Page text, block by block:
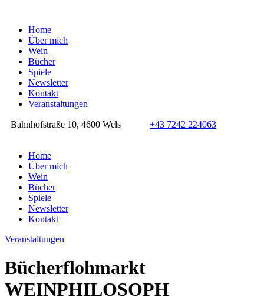
Home
Über mich
Wein
Bücher
Spiele
Newsletter
Kontakt
Veranstaltungen
Bahnhofstraße 10, 4600 Wels +43 7242 224063
Home
Über mich
Wein
Bücher
Spiele
Newsletter
Kontakt
Veranstaltungen
Bücherflohmarkt
WEINPHILOSOPH